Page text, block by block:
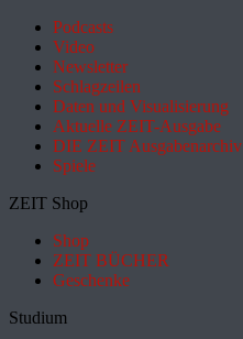
Podcasts
Video
Newsletter
Schlagzeilen
Daten und Visualisierung
Aktuelle ZEIT-Ausgabe
DIE ZEIT Ausgabenarchiv
Spiele
ZEIT Shop
Shop
ZEIT BÜCHER
Geschenke
Studium